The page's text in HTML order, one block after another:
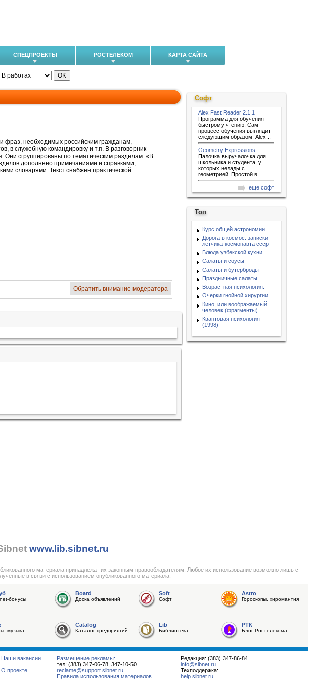
СПЕЦПРОЕКТЫ РОСТЕЛЕКОМ КАРТА САЙТА
фраз, необходимых российским гражданам,
в служебную командировку и т.п. В разговорник
сгруппированы по тематическим разделам: «В
дополнено примечаниями и справками,
словарями. Текст снабжен практической
Обратить внимание модератора
Софт
Alex Fast Reader 2.1.1
Программа для обучения
быстрому чтению. Сам
процесс обучения выглядит
следующим образом: Alex...
Geometry Expressions
Палочка выручалочка для
школьника и студента, у
которых нелады с
геометрией. Простой в...
еще софт
Топ
Курс общей астрономии
Дорога в космос. записки
летчика-космонавта ссср
Блюда узбекской кухни
Салаты и соусы
Салаты и бутерброды
Праздничные салаты
Возрастная психология.
Очерки гнойной хирургии
Кино, или воображаемый
человек (фрагменты)
Квантовая психология
(1998)
www.lib.sibnet.ru
материала принадлежат их законным правообладателям. Любое их использование возможно лишь с
в связи с использованием опубликованного материала.
бонусы
Board
Доска объявлений
Soft
Софт
Astro
Гороскопы, хиромантия
музыка
Catalog
Каталог предприятий
Lib
Библиотека
РТК
Блог Ростелекома
Редакция: (383) 347-86-84
info@sibnet.ru
Техподдержка:
help.sibnet.ru
Размещение рекламы:
тел: (383) 347-06-78, 347-10-50
reclame@support.sibnet.ru
Правила использования материалов
Наши вакансии
О проекте